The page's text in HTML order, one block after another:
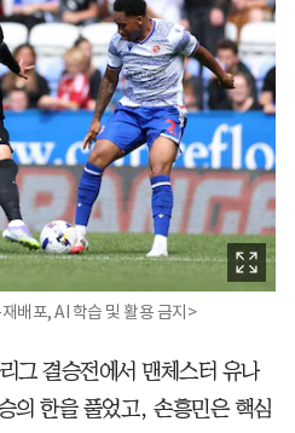
배포, AI 학습 및 활용 금지>
그 결승전에서 맨체스터 유나
의 한을 풀었고, 손흥민은 핵심